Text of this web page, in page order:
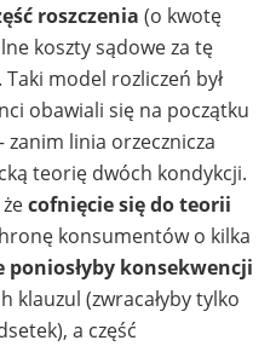
roszczenia (o kwotę
koszty sądowe za tę
model rozliczeń był
obawiali się na początku
linia orzecznicza
teorię dwóch kondykcji.
żecofnięcie się do teorii
konsumentów o kilka
poniosłyby konsekwencji
klauzul (zwracałyby tylko
a część